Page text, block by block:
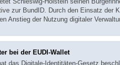
zur BundID. Durch den Einsatz der
Anstieg der Nutzung digitaler
bei der EUDI-Wallet
das Digitale-Identitäten-Gesetz